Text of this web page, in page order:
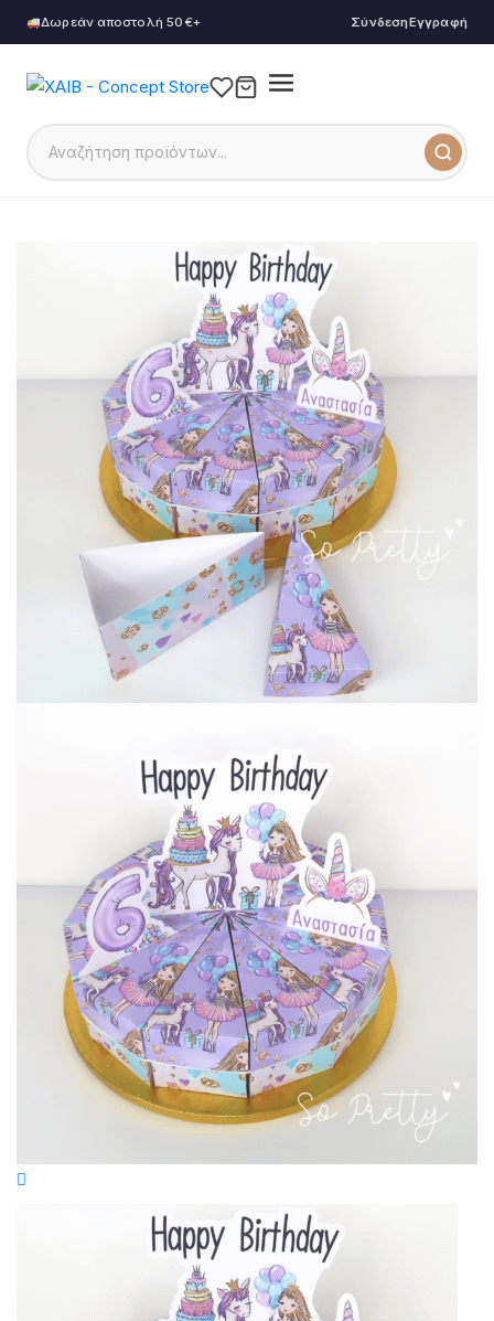
Δωρεάν αποστολή 50€+ ΣύνδεσηΕγγραφή